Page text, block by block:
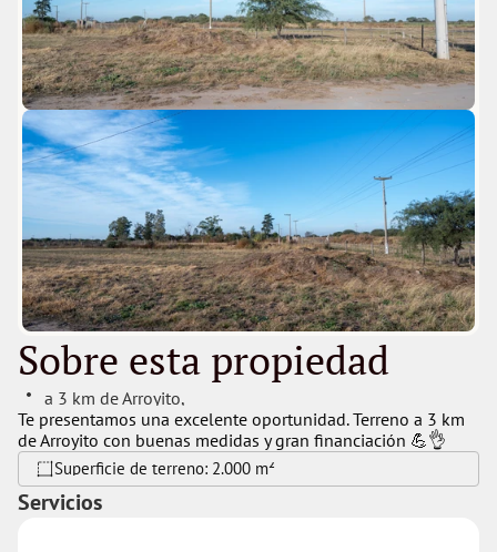
Sobre esta propiedad
a 3 km de Arroyito,
Te presentamos una excelente oportunidad. Terreno a 3 km
de Arroyito con buenas medidas y gran financiación 💪👌
Superficie de terreno: 2.000 m²
Servicios